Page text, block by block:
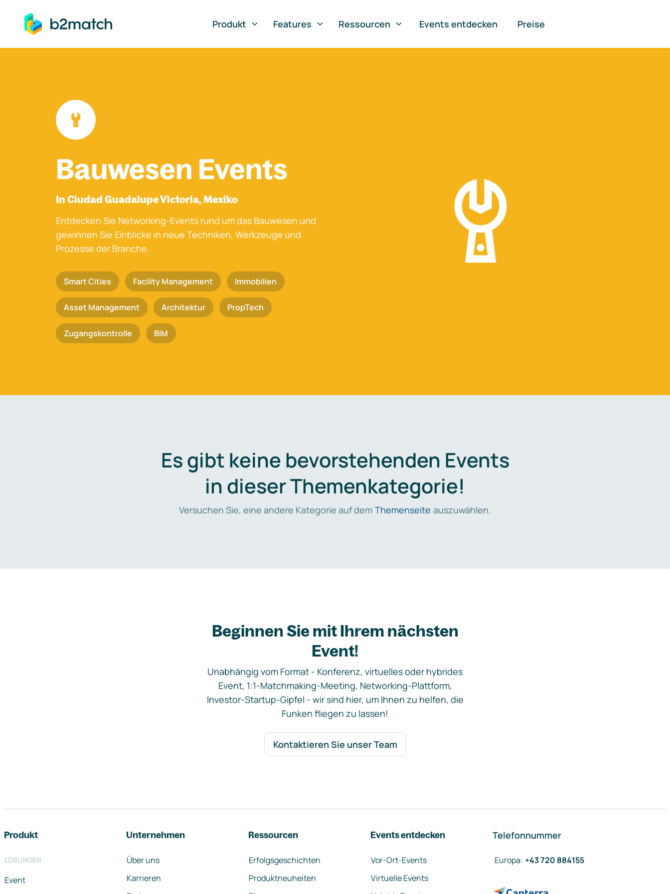
springen
Produkt
Features Ressourcen Events entdecken Preise
Bauwesen Events
In Ciudad Guadalupe Victoria, Mexiko
Entdecken Sie Networking-Events rund um das Bauwesen und
gewinnen Sie Einblicke in neue Techniken, Werkzeuge und
Prozesse der Branche.
Smart Cities Facility Management Immobilien
Asset Management Architektur PropTech
Zugangskontrolle BIM
Es gibt keine bevorstehenden Events
in dieser Themenkategorie!
Versuchen Sie, eine andere Kategorie auf dem Themenseite auszuwählen.
Beginnen Sie mit Ihrem nächsten
Event!
Unabhängig vom Format - Konferenz, virtuelles oder hybrides
Event, 1:1-Matchmaking-Meeting, Networking-Plattform,
Investor-Startup-Gipfel - wir sind hier, um Ihnen zu helfen, die
Funken fliegen zu lassen!
Kontaktieren Sie unser Team
Produkt
LÖSUNGEN
Event
Unternehmen
Über uns
Karrieren
Ressourcen
Erfolgsgeschichten
Produktneuheiten
Events entdecken
Vor-Ort-Events
Virtuelle Events
Telefonnummer
Europa: +43 720 884155